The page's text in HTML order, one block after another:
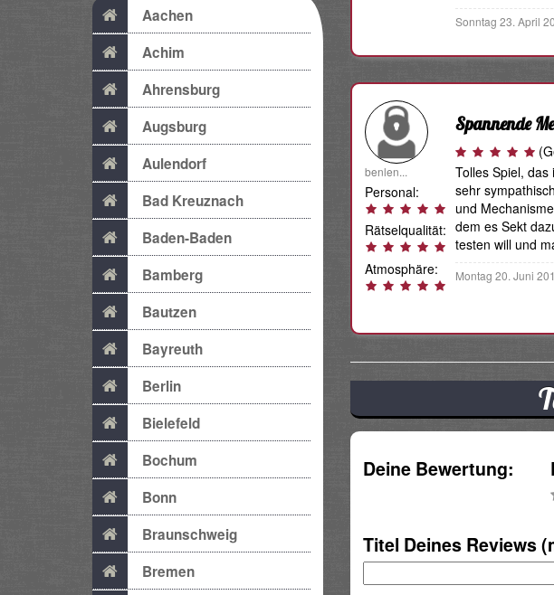
Aachen
Achim
Ahrensburg
Augsburg
Aulendorf
Bad Kreuznach
Baden-Baden
Bamberg
Bautzen
Bayreuth
Berlin
Bielefeld
Bochum
Bonn
Braunschweig
Bremen
Sonntag 23. April
benlen...
Personal:
Rätselqualität:
Atmosphäre:
Spannende
Tolles Spiel,
sehr
und
dem es Sekt
testen will und
Montag 20. Juni
Deine Bewertung:
Titel Deines Reviews